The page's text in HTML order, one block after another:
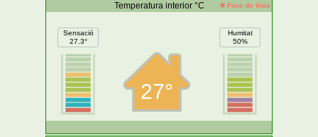
Temperatura interior °C Fora de línia
Sensació
27.3°
27°
Humitat
50%